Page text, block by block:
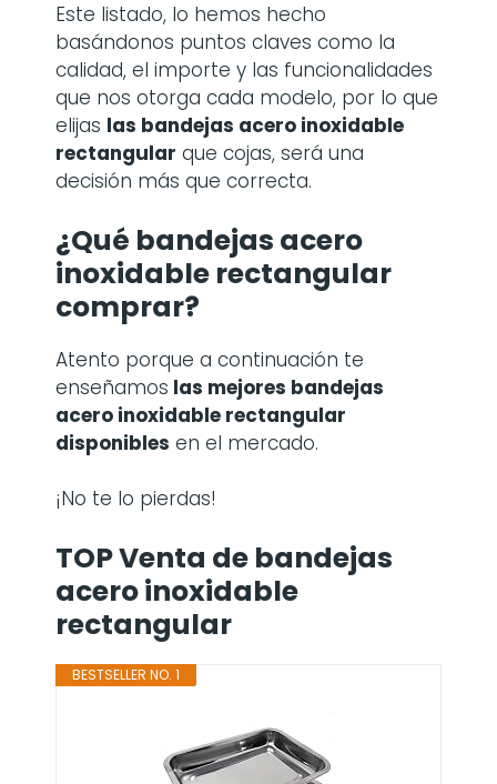
Este listado, lo hemos hecho
basándonos puntos claves como la
calidad, el importe y las funcionalidades
que nos otorga cada modelo, por lo que
elijas las bandejas acero inoxidable
rectangular que cojas, será una
decisión más que correcta.
¿Qué bandejas acero
inoxidable rectangular
comprar?
Atento porque a continuación te
enseñamos las mejores bandejas
acero inoxidable rectangular
disponibles en el mercado.
¡No te lo pierdas!
TOP Venta de bandejas
acero inoxidable
rectangular
BESTSELLER NO. 1